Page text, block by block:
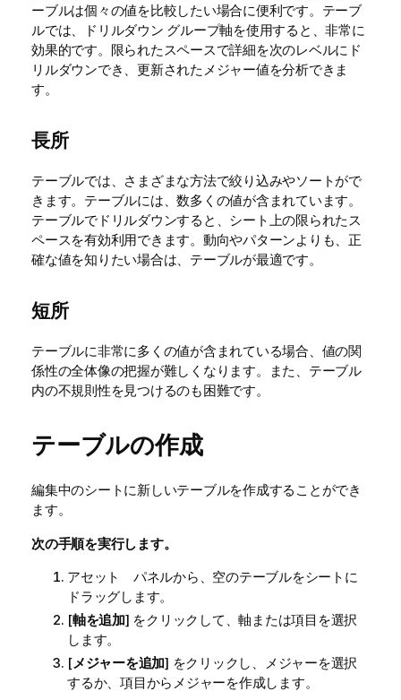
ーブルは個々の値を比較したい場合に便利です。テーブ
ルでは、ドリルダウン グループ軸を使用すると、非常に
効果的です。限られたスペースで詳細を次のレベルにド
リルダウンでき、更新されたメジャー値を分析できま
す。
長所
テーブルでは、さまざまな方法で絞り込みやソートがで
きます。テーブルには、数多くの値が含まれています。
テーブルでドリルダウンすると、シート上の限られたス
ペースを有効利用できます。動向やパターンよりも、正
確な値を知りたい場合は、テーブルが最適です。
短所
テーブルに非常に多くの値が含まれている場合、値の関
係性の全体像の把握が難しくなります。また、テーブル
内の不規則性を見つけるのも困難です。
テーブルの作成
編集中のシートに新しいテーブルを作成することができ
ます。
次の手順を実行します。
アセット パネルから、空のテーブルをシートに
ドラッグします。
[軸を追加] をクリックして、軸または項目を選択
します。
[メジャーを追加] をクリックし、メジャーを選択
するか、項目からメジャーを作成します。